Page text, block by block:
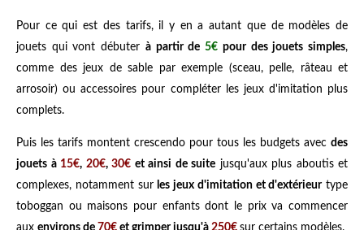
Pour ce qui est des tarifs, il y en a autant que de modèles de
jouets qui vont débuter à partir de5€ pour des jouets simples,
comme des jeux de sable par exemple (sceau, pelle, râteau et
arrosoir) ou accessoires pour compléter les jeux d'imitation plus
complets.
Puis les tarifs montent crescendo pour tous les budgets avec des
jouets à 15€, 20€, 30€ et ainsi de suite jusqu'aux plus aboutis et
complexes, notamment sur les jeux d'imitation et d'extérieurtype
toboggan ou maisons pour enfants dont le prix va commencer
aux environs de 70€ et grimper jusqu'à 250€ sur certains modèles.